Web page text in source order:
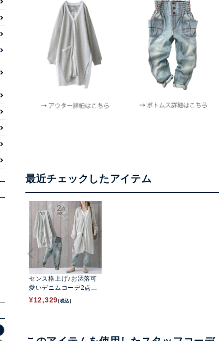
最近チェックしたアイテム
センス格上げ♪お洒落可
愛いデニムコーデ2点SE
T
¥12,329(税込)